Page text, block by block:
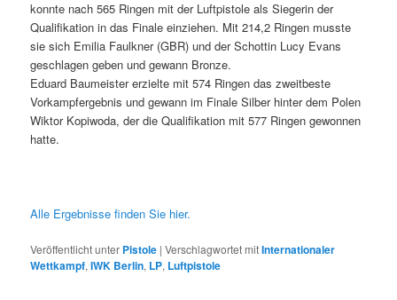
konnte nach 565 Ringen mit der Luftpistole als Siegerin der
Qualifikation in das Finale einziehen. Mit 214,2 Ringen musste
sie sich Emilia Faulkner (GBR) und der Schottin Lucy Evans
geschlagen geben und gewann Bronze.
Eduard Baumeister erzielte mit 574 Ringen das zweitbeste
Vorkampfergebnis und gewann im Finale Silber hinter dem Polen
Wiktor Kopiwoda, der die Qualifikation mit 577 Ringen gewonnen
hatte.
Alle Ergebnisse finden Sie hier.
Veröffentlicht unter Pistole |Verschlagwortet mitInternationaler
Wettkampf,IWK Berlin, LP, Luftpistole